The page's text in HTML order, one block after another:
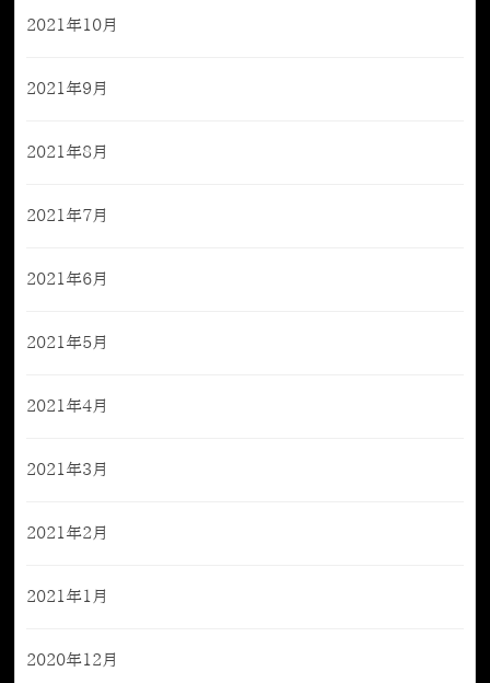
2021年10月
2021年9月
2021年8月
2021年7月
2021年6月
2021年5月
2021年4月
2021年3月
2021年2月
2021年1月
2020年12月